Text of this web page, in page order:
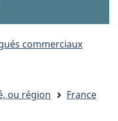
commerciaux
ou région
France